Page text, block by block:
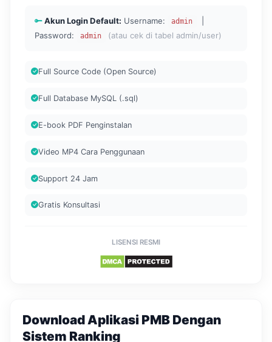
Akun Login Default: Username: admin
Password:
admin (atau cek di tabel admin/user)
Full Source Code (Open Source)
Full Database MySQL (.sql)
E-book PDF Penginstalan
Video MP4 Cara Penggunaan
Support 24 Jam
Gratis Konsultasi
LISENSI RESMI
Download Aplikasi PMB Dengan
Sistem Ranking